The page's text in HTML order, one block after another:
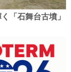
「石舞台古墳」